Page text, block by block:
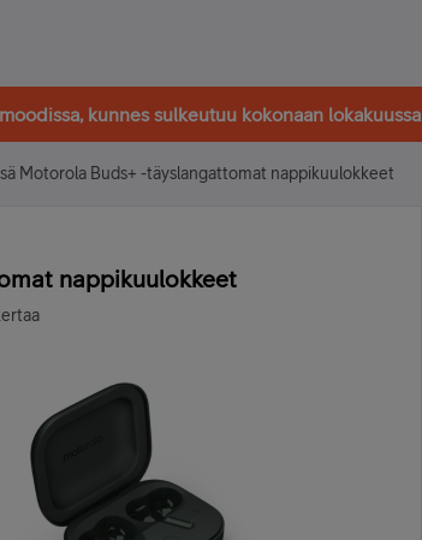
kunnes sulkeutuu kokonaan lokakuussa
Motorola Buds+ -täyslangattomat nappikuulokkeet
nappikuulokkeet